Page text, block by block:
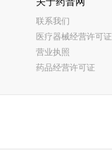
联系我们
医疗器械经营许可证
营业执照
药品经营许可证